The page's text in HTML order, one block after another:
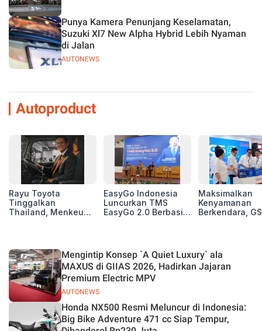
AUTONEWS
Punya Kamera Penunjang Keselamatan,
Suzuki Xl7 New Alpha Hybrid Lebih Nyaman
di Jalan
Autoproduct
Rayu Toyota
Tinggalkan
Thailand, Menkeu
Basis Produksi
ASEAN
EasyGo Indonesia
Luncurkan TMS
EasyGo 2.0 Berbasis
Maksimalkan
Kenyamanan
Berkendara,
2026
AUTONEWS
Mengintip Konsep `A Quiet Luxury` ala
MAXUS di GIIAS 2026, Hadirkan Jajaran
Premium Electric MPV
Honda NX500 Resmi Meluncur di Indonesia:
Big Bike Adventure 471 cc Siap Tempur,